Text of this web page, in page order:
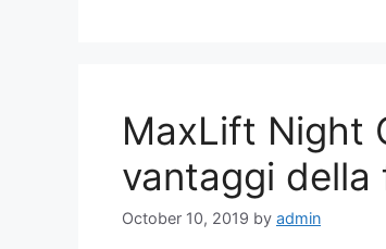
MaxLift Night
vantaggi della
October 10, 2019 by admin